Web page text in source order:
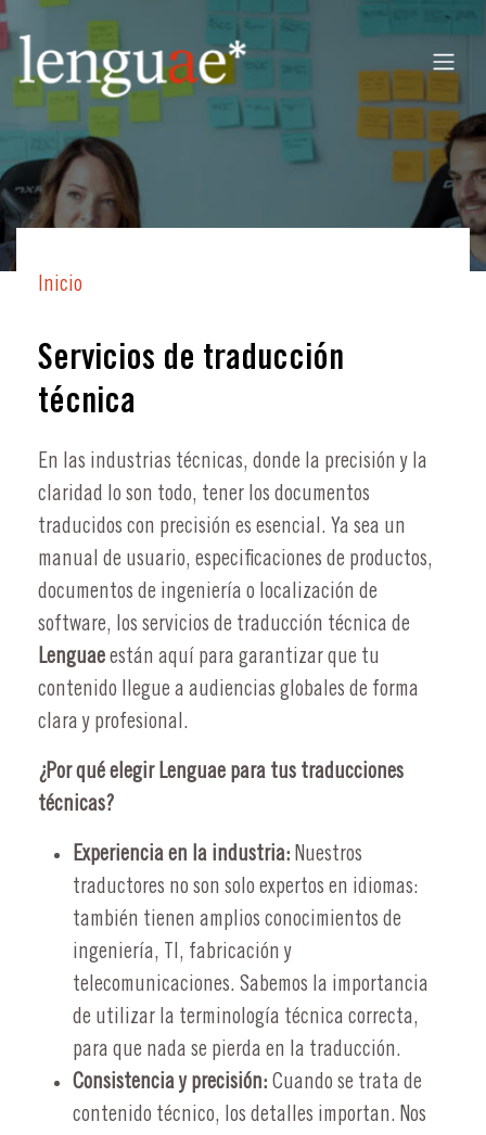
Inicio
Servicios de traducción
técnica
En las industrias técnicas, donde la precisión y la
claridad lo son todo, tener los documentos
traducidos con precisión es esencial. Ya sea un
manual de usuario, especificaciones de productos,
documentos de ingeniería o localización de
software, los servicios de traducción técnica de
Lenguae están aquí para garantizar que tu
contenido llegue a audiencias globales de forma
clara y profesional.
¿Por qué elegir Lenguae para tus traducciones
técnicas?
Experiencia en la industria: Nuestros
traductores no son solo expertos en idiomas:
también tienen amplios conocimientos de
ingeniería, TI, fabricación y
telecomunicaciones. Sabemos la importancia
de utilizar la terminología técnica correcta,
para que nada se pierda en la traducción.
Consistencia y precisión: Cuando se trata de
contenido técnico, los detalles importan. Nos